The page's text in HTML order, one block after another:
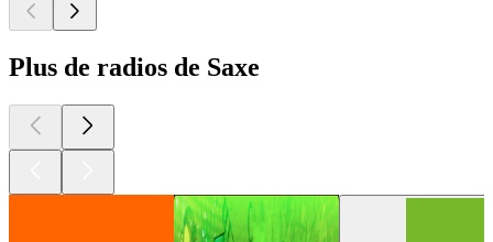
Plus de radios de Saxe